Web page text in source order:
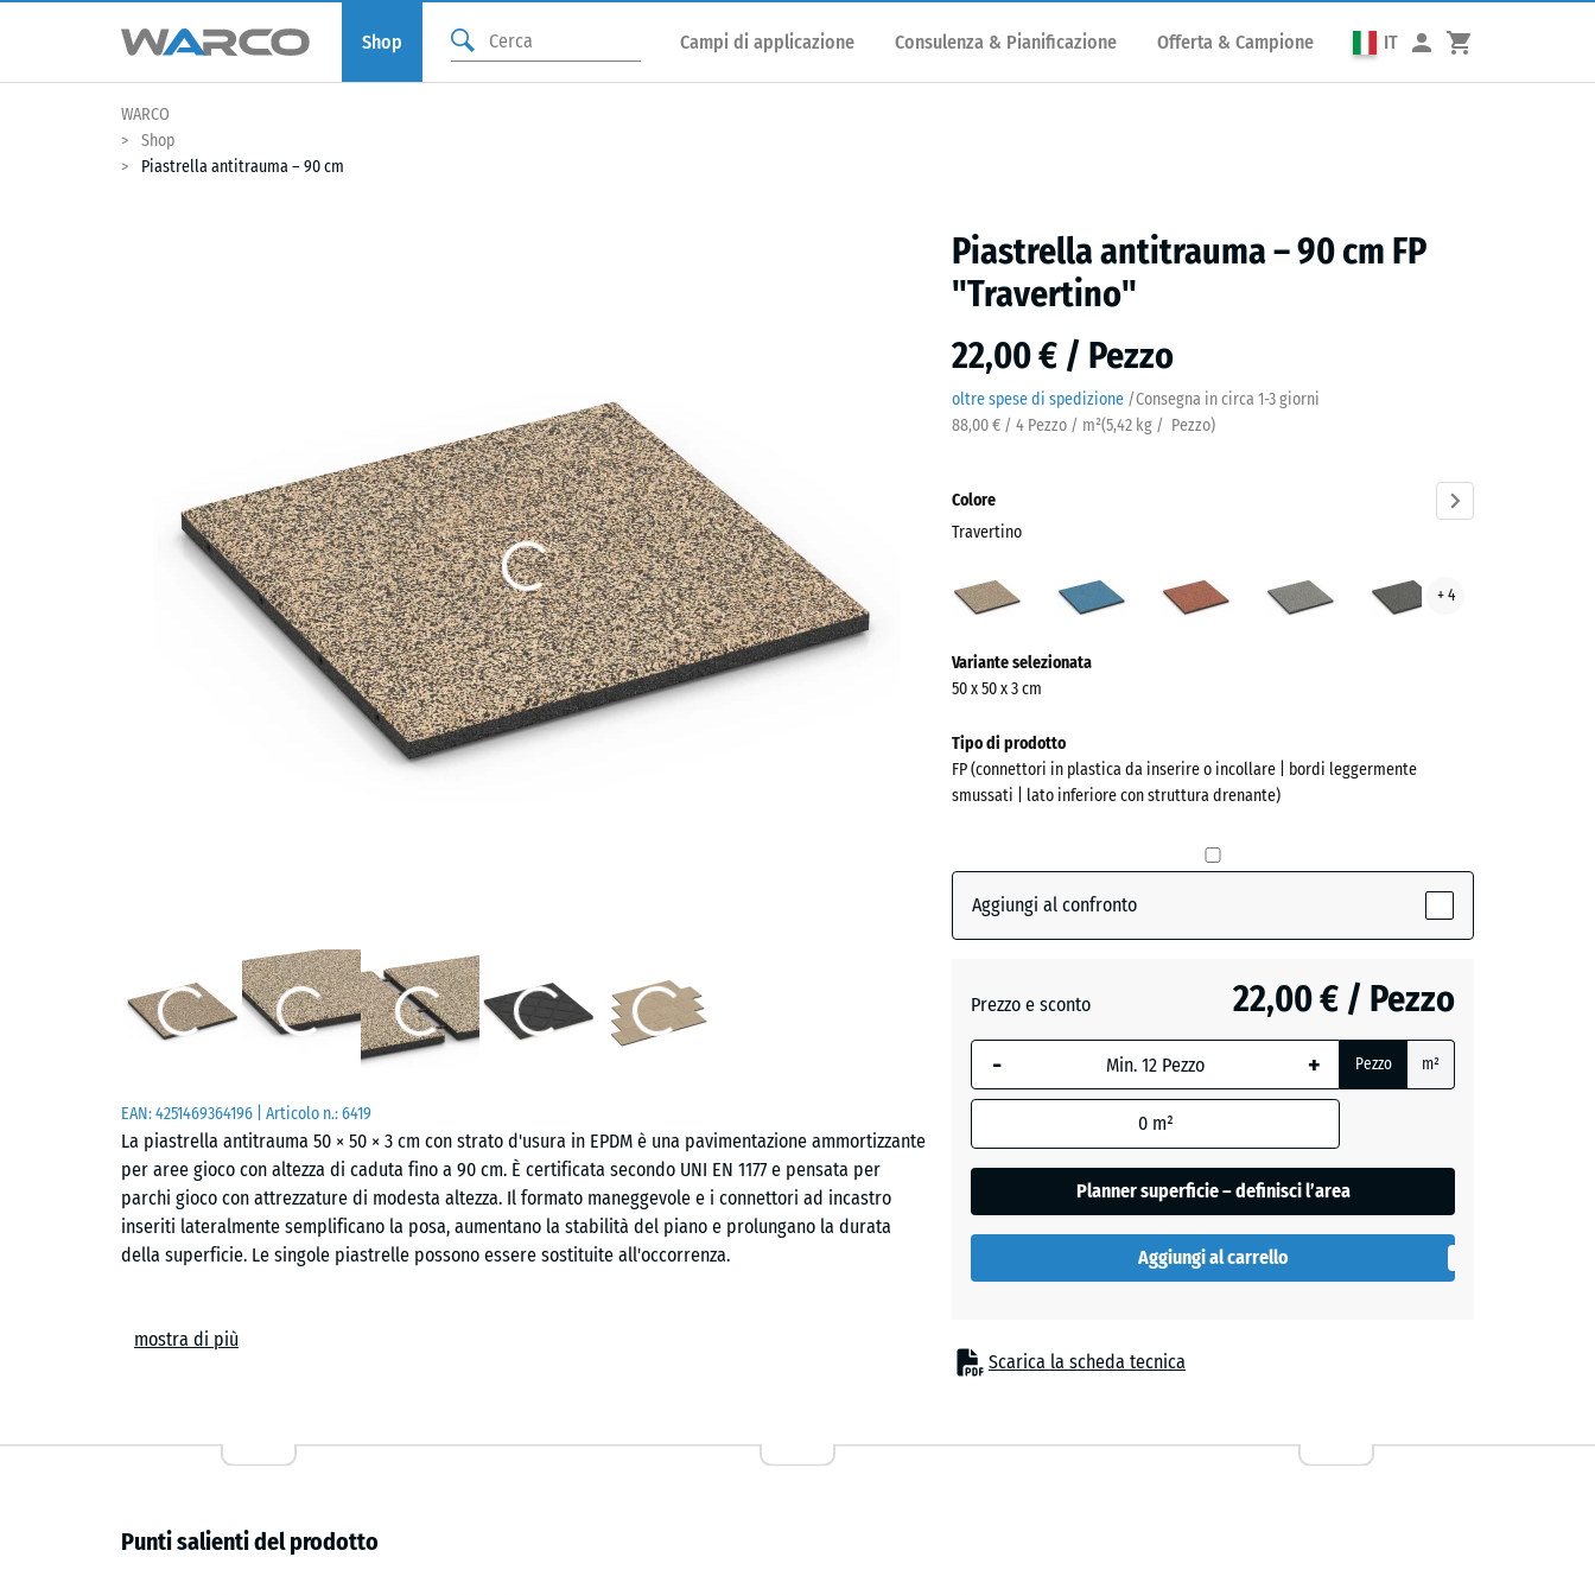
Shop Campi di applicazione Consulenza & Pianificazione Offerta & Campione IT
WARCO
Shop
Piastrella antitrauma – 90 cm
Piastrella antitrauma – 90 cm FP
"Travertino"
22,00 € / Pezzo
oltre spese di spedizione /Consegna in circa 1-3 giorni
88,00 € / 4 Pezzo / m²(5,42 kg / Pezzo)
EAN:4251469364196 | Articolo n.:6419
La piastrella antitrauma 50 × 50 × 3 cm con strato d'usura in EPDM è una pavimentazione ammortizzante
per aree gioco con altezza di caduta fino a 90 cm. È certificata secondo UNI EN 1177 e pensata per
parchi gioco con attrezzature di modesta altezza. Il formato maneggevole e i connettori ad incastro
inseriti lateralmente semplificano la posa, aumentano la stabilità del piano e prolungano la durata
della superficie. Le singole piastrelle possono essere sostituite all'occorrenza.
giardini privati. Viene utilizzata anche in ambito terapeutico, riabilitativo e assistenziale, dove il contatto
Struttura e granulato
mostra di più
Colore
Travertino
(active)
grigio
grigio
+ 4
informazioni
sui
colori?
Mostra
la
Travertino(active)
Atlantico
Etna
Granito
Granito
Variante selezionata
50 x 50 x 3 cm
Tipo di prodotto
FP (connettori in plastica da inserire o incollare | bordi leggermente
smussati | lato inferiore con struttura drenante)
Aggiungi al confronto
Prezzo e sconto 22,00 € / Pezzo
- + Pezzo m²
0 m²
Planner superficie – definisci l’area
Aggiungi al carrello
Scarica la scheda tecnica
Punti salienti del prodotto